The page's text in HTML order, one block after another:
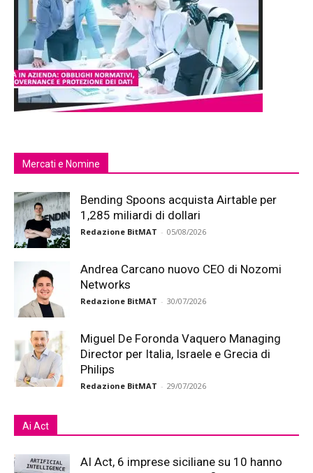
Mercati e Nomine
Bending Spoons acquista Airtable per
1,285 miliardi di dollari
Redazione BitMAT - 05/08/2026
Andrea Carcano nuovo CEO di Nozomi
Networks
Redazione BitMAT - 30/07/2026
Miguel De Foronda Vaquero Managing
Director per Italia, Israele e Grecia di
Philips
Redazione BitMAT - 29/07/2026
Ai Act
AI Act, 6 imprese siciliane su 10 hanno